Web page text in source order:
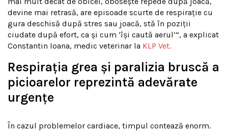
devine mai retrasă, are episoade scurte de respirație cu
gura deschisă după stres sau joacă, stă în poziții
ciudate după efort, ca și cum ‘își caută aerul’”, a explicat
Constantin Ioana, medic veterinar la KLP Vet.
Respirația grea și paralizia bruscă a
picioarelor reprezintă adevărate
urgențe
În cazul problemelor cardiace, timpul contează enorm.